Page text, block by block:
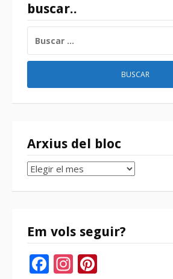
buscar..
Arxius del bloc
Arxius
bloc
Em vols seguir?
Facebook
Instagram